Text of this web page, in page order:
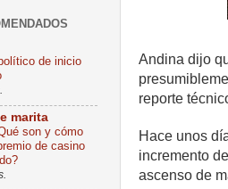
Andina dijo
reporte
Hace unos
incremento
ascenso de
de inicio
marita
son y cómo
de casino